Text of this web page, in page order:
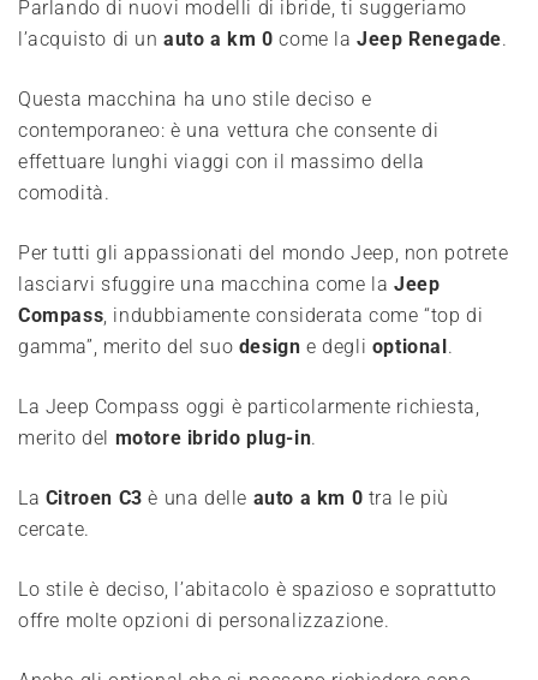
Parlando di nuovi modelli di ibride, ti suggeriamo
l’acquisto di unauto a km 0 come laJeep Renegade.
Questa macchina ha uno stile deciso e
contemporaneo: è una vettura che consente di
effettuare lunghi viaggi con il massimo della
comodità.
Per tutti gli appassionati del mondo Jeep, non potrete
lasciarvi sfuggire una macchina come laJeep
Compass , indubbiamente considerata come “top di
gamma”, merito del suo design e degli optional.
La Jeep Compass oggi è particolarmente richiesta,
merito del motore ibrido plug-in.
La Citroen C3 è una delle auto a km 0 tra le più
cercate.
Lo stile è deciso, l’abitacolo è spazioso e soprattutto
offre molte opzioni di personalizzazione.